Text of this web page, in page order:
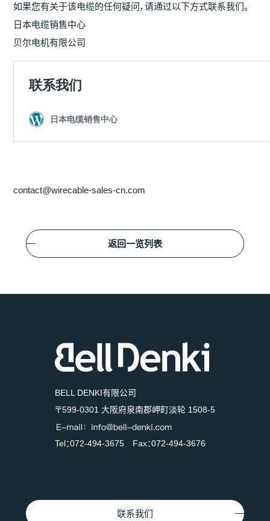
如果您有关于该电缆的任何疑问，请通过以下方式联系我们。
日本电缆销售中心
贝尔电机有限公司
contact@wirecable-sales-cn.com
返回一览列表
BELL DENKI有限公司
〒599-0301 大阪府泉南郡岬町淡轮 1508-5
Tel：072-494-3675 Fax：072-494-3676
联系我们